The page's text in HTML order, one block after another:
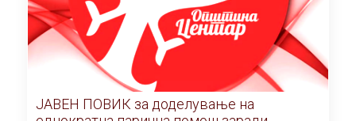
ЈАВЕН ПОВИК за доделување на